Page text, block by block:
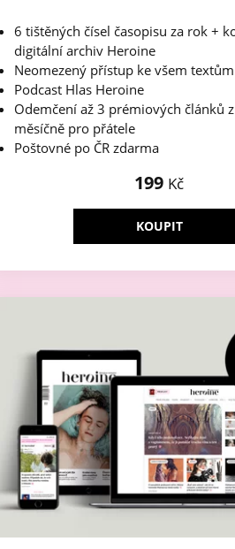
6 tištěných čísel časopisu za rok +
digitální archiv Heroine
Neomezený přístup ke všem
Podcast Hlas Heroine
Odemčení až 3 prémiových článků
měsíčně pro přátele
Poštovné po ČR zdarma
199 Kč
KOUPIT